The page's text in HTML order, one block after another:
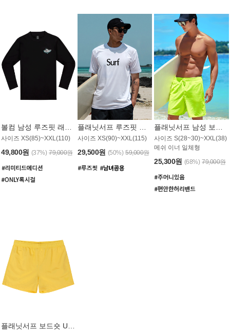
사이즈 XS(85)~XXL(110)
49,800원 (37%) 79,000원
사이즈 XS(90)~XXL(115)
29,500원 (50%) 59,000원
사이즈 S(28~30)~XXL(38)
메쉬 이너 일체형
25,300원 (68%) 79,000원
플래닛서프 보드숏 UMB008YPS